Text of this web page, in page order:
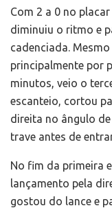
Com 2 a 0 no
diminuiu o ritmo e
cadenciada.
principalmente por
minutos, veio o
escanteio, cortou
direita no ângulo
trave antes de
No fim da primeira
lançamento pela
gostou do lance e